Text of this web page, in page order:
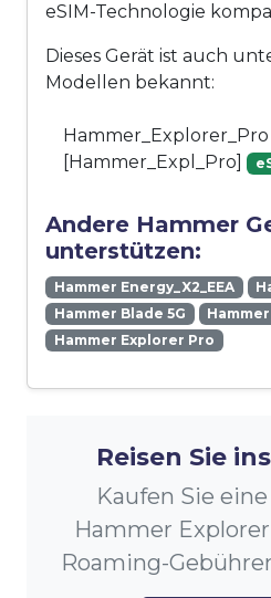
eSIM-Technologie
Dieses Gerät ist auch
Modellen bekannt:
Hammer_Explorer_Pro
[Hammer_Expl_Pro]
Andere Hammer
unterstützen:
Hammer Energy_X2_EEA
Hammer Blade 5G
Hammer Explorer Pro
Reisen Sie
Kaufen Sie
Hammer
Roaming-